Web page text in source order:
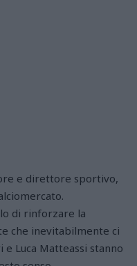
e direttore sportivo,
di rinforzare la
che inevitabilmente ci
Luca Matteassi stanno